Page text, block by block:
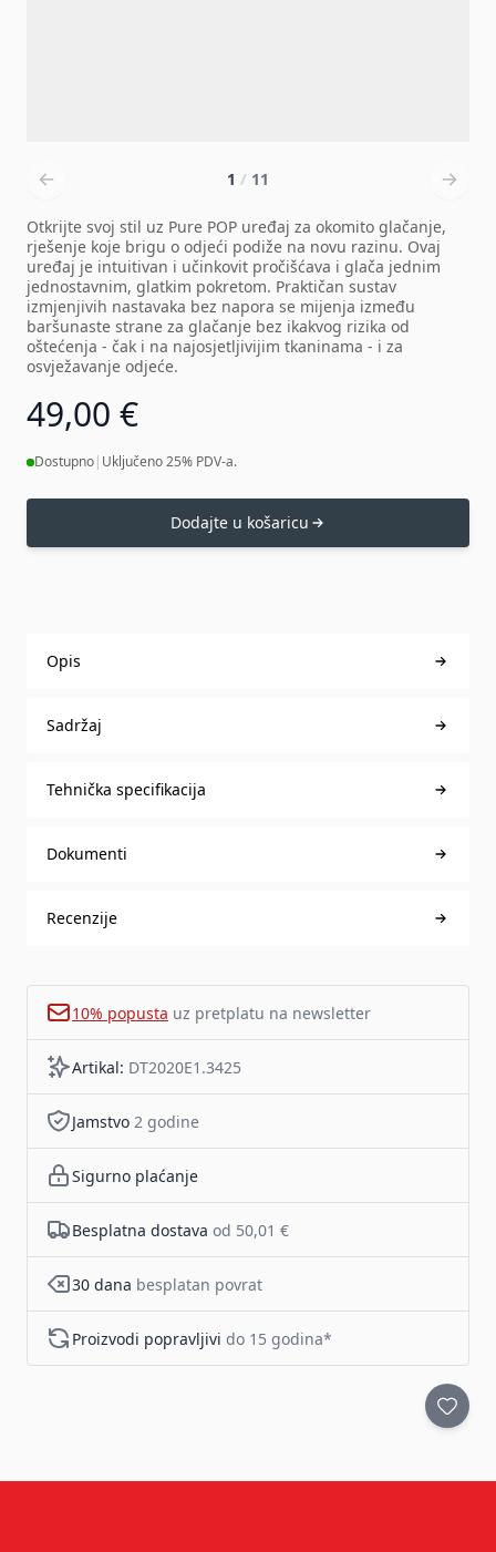
1 / 11
Otkrijte svoj stil uz Pure POP uređaj za okomito glačanje,
rješenje koje brigu o odjeći podiže na novu razinu. Ovaj
uređaj je intuitivan i učinkovit pročišćava i glača jednim
jednostavnim, glatkim pokretom. Praktičan sustav
izmjenjivih nastavaka bez napora se mijenja između
baršunaste strane za glačanje bez ikakvog rizika od
oštećenja - čak i na najosjetljivijim tkaninama - i za
osvježavanje odjeće.
49,00 €
Dostupno| Uključeno 25% PDV-a.
Dodajte u košaricu
Opis
Sadržaj
Tehnička specifikacija
Dokumenti
Recenzije
10% popusta uz pretplatu na newsletter
Artikal: DT2020E1.3425
Jamstvo 2 godine
Sigurno plaćanje
Besplatna dostava od 50,01 €
30 dana besplatan povrat
Proizvodi popravljivi do 15 godina*